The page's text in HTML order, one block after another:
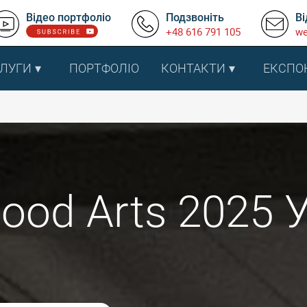
Відео портфоліо Подзвоніть
+48 616 791 105
ПОРТФОЛІО КОНТАКТИ
Arts 2025